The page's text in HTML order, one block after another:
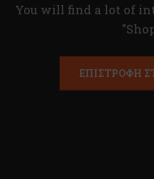
You will find a lot of
ΕΠΙΣΤΡΟΦΉ